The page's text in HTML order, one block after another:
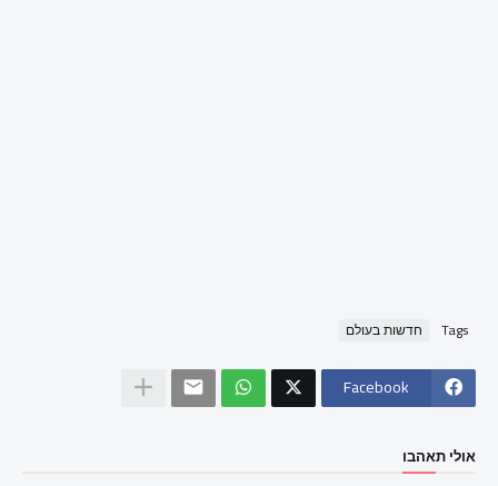
Tags חדשות בעולם
Facebook
אולי תאהבו